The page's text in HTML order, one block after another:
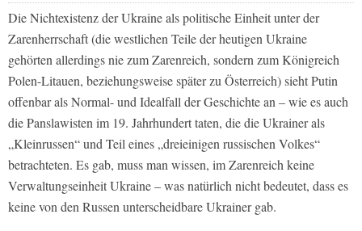
Die Nichtexistenz der Ukraine als politische Einheit unter der
Zarenherrschaft (die westlichen Teile der heutigen Ukraine
gehörten allerdings nie zum Zarenreich, sondern zum Königreich
Polen-Litauen, beziehungsweise später zu Österreich) sieht Putin
offenbar als Normal- und Idealfall der Geschichte an – wie es auch
die Panslawisten im 19. Jahrhundert taten, die die Ukrainer als
„Kleinrussen“ und Teil eines „dreieinigen russischen Volkes“
betrachteten. Es gab, muss man wissen, im Zarenreich keine
Verwaltungseinheit Ukraine – was natürlich nicht bedeutet, dass es
keine von den Russen unterscheidbare Ukrainer gab.